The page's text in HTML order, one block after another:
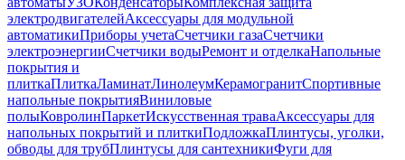
электродвигателейАксессуары для модульной
автоматикиПриборы учетаСчетчики газаСчетчики
электроэнергииСчетчики водыРемонт и отделкаНапольные
покрытия и
плиткаПлиткаЛаминатЛинолеумКерамогранитСпортивные
напольные покрытияВиниловые
полыКовролинПаркетИскусственная траваАксессуары для
напольных покрытий и плиткиПодложкаПлинтусы, уголки,
обводы для трубПлинтусы для сантехникиФуги для